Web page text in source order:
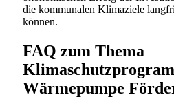
die kommunalen Klimaziele
können.
FAQ zum Thema
Wärmepumpe